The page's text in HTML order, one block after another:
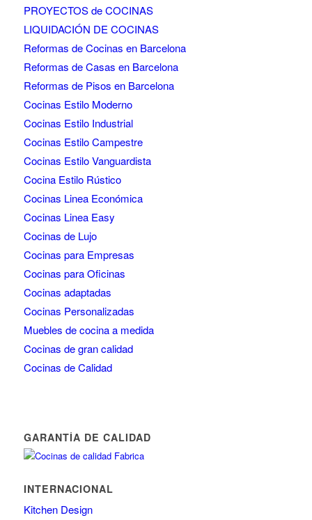
PROYECTOS de COCINAS
LIQUIDACIÓN DE COCINAS
Reformas de Cocinas en Barcelona
Reformas de Casas en Barcelona
Reformas de Pisos en Barcelona
Cocinas Estilo Moderno
Cocinas Estilo Industrial
Cocinas Estilo Campestre
Cocinas Estilo Vanguardista
Cocina Estilo Rústico
Cocinas Linea Económica
Cocinas Linea Easy
Cocinas de Lujo
Cocinas para Empresas
Cocinas para Oficinas
Cocinas adaptadas
Cocinas Personalizadas
Muebles de cocina a medida
Cocinas de gran calidad
Cocinas de Calidad
GARANTÍA DE CALIDAD
INTERNACIONAL
Kitchen Design